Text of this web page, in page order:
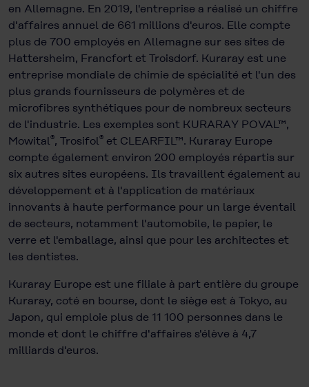
en Allemagne. En 2019, l'entreprise a réalisé un chiffre
d'affaires annuel de 661 millions d'euros. Elle compte
plus de 700 employés en Allemagne sur ses sites de
Hattersheim, Francfort et Troisdorf. Kuraray est une
entreprise mondiale de chimie de spécialité et l'un des
plus grands fournisseurs de polymères et de
microfibres synthétiques pour de nombreux secteurs
de l'industrie. Les exemples sont KURARAY POVAL™,
Mowital®, Trosifol® et CLEARFIL™. Kuraray Europe
compte également environ 200 employés répartis sur
six autres sites européens. Ils travaillent également au
développement et à l'application de matériaux
innovants à haute performance pour un large éventail
de secteurs, notamment l'automobile, le papier, le
verre et l'emballage, ainsi que pour les architectes et
les dentistes.
Kuraray Europe est une filiale à part entière du groupe
Kuraray, coté en bourse, dont le siège est à Tokyo, au
Japon, qui emploie plus de 11 100 personnes dans le
monde et dont le chiffre d'affaires s'élève à 4,7
milliards d'euros.